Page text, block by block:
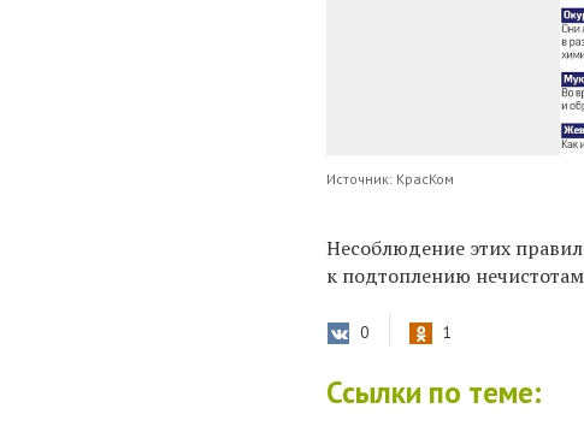
Источник: КрасКом
Несоблюдение этих
к подтоплению
0 1
Ссылки по теме: